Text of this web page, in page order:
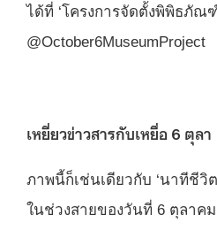
ได้ที่ ‘โครงการจัดตั้งพิพิธภัณ
@October6MuseumProject
เหยี่ยวข่าวสารกับเหยื่อ 6 ตุลา
ภาพนี้ก็เช่นเดียวกับ ‘นาทีชีวิต
ในช่วงสายของวันที่ 6 ตุลาค